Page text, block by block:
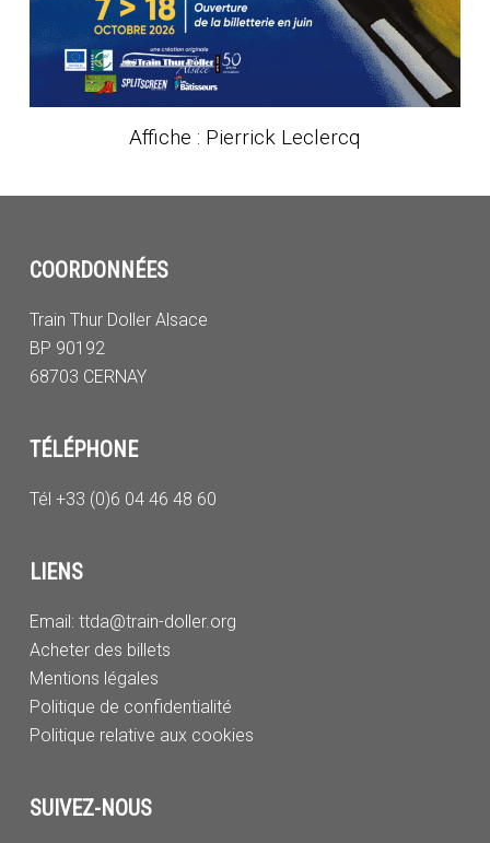
Affiche : Pierrick Leclercq
COORDONNÉES
Train Thur Doller Alsace
BP 90192
68703 CERNAY
TÉLÉPHONE
Tél +33 (0)6 04 46 48 60
LIENS
Email: ttda@train-doller.org
Acheter des billets
Mentions légales
Politique de confidentialité
Politique relative aux cookies
SUIVEZ-NOUS